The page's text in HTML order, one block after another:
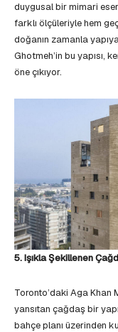
duygusal bir mimari
farklı ölçüleriyle hem
doğanın zamanla
Ghotmeh’in bu yapısı,
öne çıkıyor.
5. Işıkla Şekillenen
Toronto’daki Aga Khan
yansıtan çağdaş bir
bahçe planı üzerinden